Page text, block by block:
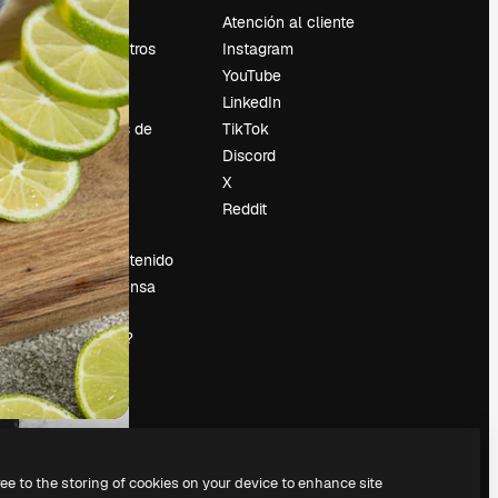
Precios
Sobre nosotros
Reviews
Empleo
Tendencias de
búsqueda
Blog
Eventos
Slidesgo
Vender contenido
Sala de prensa
¿Buscas
magnific.ai?
Atención al cliente
Instagram
YouTube
LinkedIn
TikTok
Discord
X
Reddit
to the storing of cookies on your device to enhance site